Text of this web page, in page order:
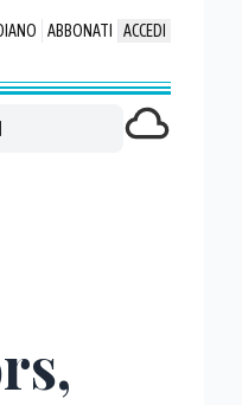
ABBONATI ACCEDI